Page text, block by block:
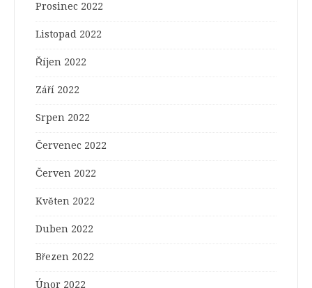
Prosinec 2022
Listopad 2022
Říjen 2022
Září 2022
Srpen 2022
Červenec 2022
Červen 2022
Květen 2022
Duben 2022
Březen 2022
Únor 2022